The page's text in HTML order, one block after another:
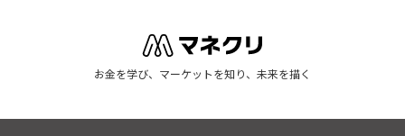
お金を学び、マーケットを知り、未来を描く